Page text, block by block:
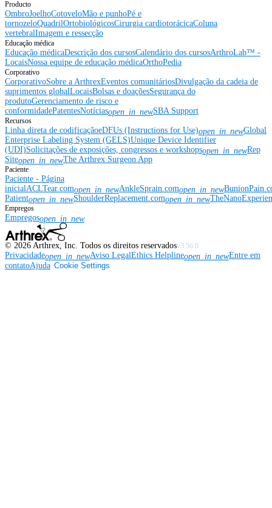
Producto
OmbroJoelhoCotoveloMão e punhoPé e
tornozeloQuadrilOrtobiológicosCirurgia cardiotorácicaColuna
vertebralImagem e ressecção
Educação médica
Educação médicaDescrição dos cursosCalendário dos cursosArthroLab™ -
LocaisNossa equipe de educação médicaOrthoPedia
Corporativo
CorporativoSobre a ArthrexEventos comunitáriosDivulgação da cadeia de
suprimentos globalLocaisBolsas e doaçõesSegurança do
produtoGerenciamento de risco e
conformidadePatentesNotíciasopen_in_newSBA Support
Recursos
Linha direta de codificaçãoeDFUs (Instructions for Use)open_in_newGlobal
Enterprise Labeling System (GELS)Unique Device Identifier
(UDI)Solicitações de exposições, congressos e workshopsopen_in_newRep
Siteopen_in_newThe Arthrex Surgeon App
Paciente
Paciente - Página
inicialACLTear.comopen_in_newAnkleSprain.comopen_in_new
Patientopen_in_newShoulderReplacement.comopen_in_new
Empregos
Empregosopen_in_new
© 2026 Arthrex, Inc. Todos os direitos reservadosv3.56.0
Privacidadeopen_in_newAviso LegalEthics Helplineopen_in_newEntre em
contatoAjuda Cookie Settings